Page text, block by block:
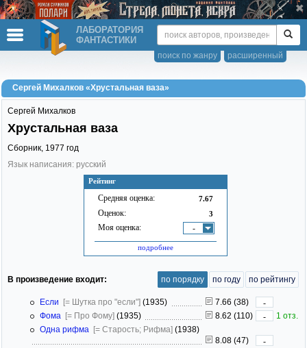
ЛАБОРАТОРИЯ
ФАНТАСТИКИ
расширенный
поиск по жанру
Сергей Михалков «Хрустальная ваза»
Рейтинг
Средняя оценка: 7.67
Оценок: 3
Моя оценка: -
подробнее
Сергей Михалков
Хрустальная ваза
Сборник, 1977 год
Язык написания: русский
В произведение входит: по порядку по году по рейтингу
Если [= Шутка про "если"] (1935) 7.66 (38)
-
Фома [= Про Фому] (1935) 8.62 (110) -
1 отз.
Одна рифма [= Старость; Рифма] (1938)
8.08 (47)
-